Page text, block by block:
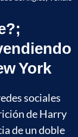
York
sociales
de Harry
de un doble